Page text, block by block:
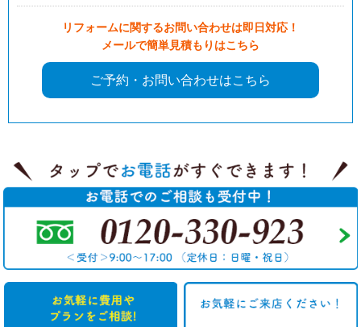
リフォームに関するお問い合わせは即日対応！
メールで簡単見積もりはこちら
ご予約・お問い合わせはこちら